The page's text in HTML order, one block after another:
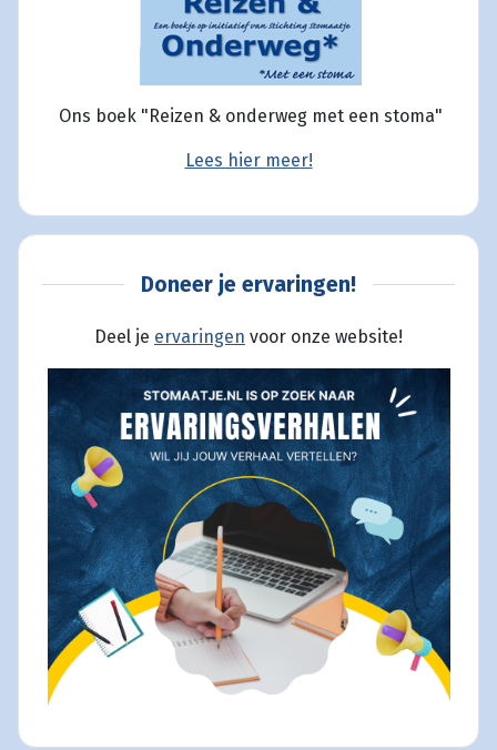
Ons boek "Reizen & onderweg met een stoma"
Lees hier meer!
Doneer je ervaringen!
Deel je ervaringen voor onze website!